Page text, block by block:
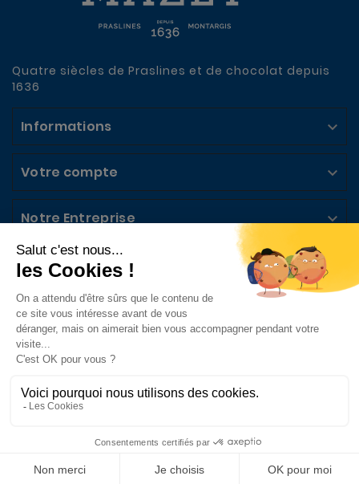
Quatre siècles de Praslines et de chocolat depuis
1636
Informations 
Votre compte 
Notre Entreprise 
Abonnez-vous à la Newsletter
Suivez-nous sur les Réseaux Sociaux